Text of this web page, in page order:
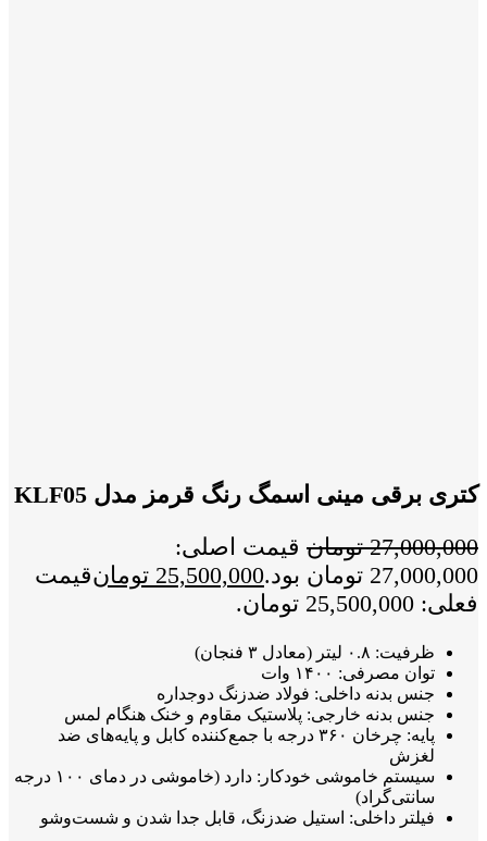
کتری برقی مینی اسمگ رنگ قرمز مدل KLF05
27,000,000 تومان قیمت اصلی:
27,000,000 تومان بود.
25,500,000 تومانقیمت
فعلی: 25,500,000 تومان.
ظرفیت: ۰.۸ لیتر (معادل ۳ فنجان)
توان مصرفی: ۱۴۰۰ وات
جنس بدنه داخلی: فولاد ضدزنگ دوجداره
جنس بدنه خارجی: پلاستیک مقاوم و خنک هنگام لمس
پایه: چرخان ۳۶۰ درجه با جمع‌کننده کابل و پایه‌های ضد
لغزش
سیستم خاموشی خودکار: دارد (خاموشی در دمای ۱۰۰ درجه
سانتی‌گراد)
فیلتر داخلی: استیل ضدزنگ، قابل جدا شدن و شست‌وشو